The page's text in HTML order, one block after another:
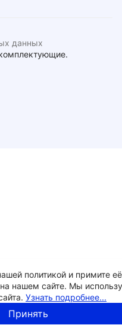
данных
политикой и примите
нашем сайте. Мы
Узнать подробнее...
Принять